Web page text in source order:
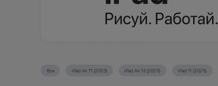
Все iPad Air 11 (2025) iPad Air 13 (2025) iPad 11 (2025)